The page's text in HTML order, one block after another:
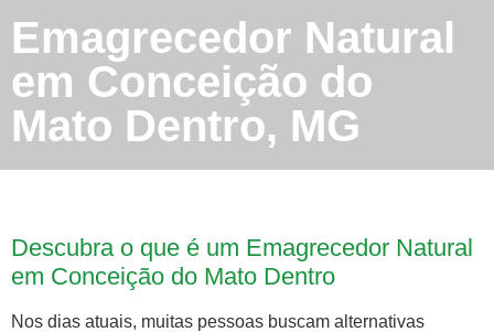
Emagrecedor Natural
em Conceição do
Mato Dentro, MG
Descubra o que é um Emagrecedor Natural
em Conceição do Mato Dentro
Nos dias atuais, muitas pessoas buscam alternativas